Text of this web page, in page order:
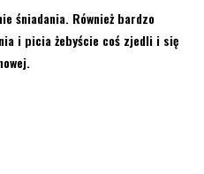
śniadania. Również bardzo
i picia żebyście coś zjedli i się